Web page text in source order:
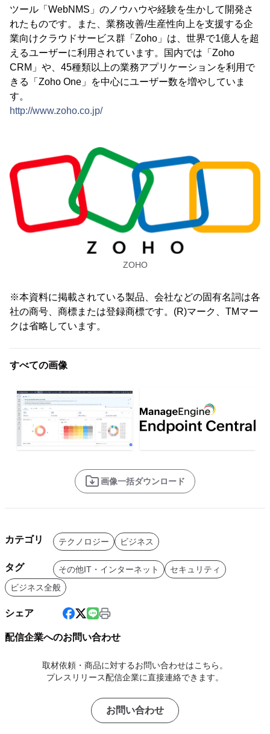
ツール「WebNMS」のノウハウや経験を生かして開発さ
れたものです。また、業務改善/生産性向上を支援する企
業向けクラウドサービス群「Zoho」は、世界で1億人を超
えるユーザーに利用されています。国内では「Zoho
CRM」や、45種類以上の業務アプリケーションを利用で
きる「Zoho One」を中心にユーザー数を増やしていま
す。
http://www.zoho.co.jp/
ZOHO
※本資料に掲載されている製品、会社などの固有名詞は各
社の商号、商標または登録商標です。(R)マーク、TMマー
クは省略しています。
すべての画像
画像一括ダウンロード
カテゴリ テクノロジー ビジネス
タグ その他IT・インターネット
セキュリティ
ビジネス全般
シェア
配信企業へのお問い合わせ
取材依頼・商品に対するお問い合わせはこちら。
プレスリリース配信企業に直接連絡できます。
お問い合わせ